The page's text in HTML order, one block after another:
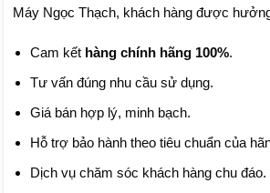
Máy Ngọc Thạch, khách hàng được
Cam kết hàng chính hãng 100%.
Tư vấn đúng nhu cầu sử dụng.
Giá bán hợp lý, minh bạch.
Hỗ trợ bảo hành theo tiêu chuẩn của
Dịch vụ chăm sóc khách hàng chu đáo.